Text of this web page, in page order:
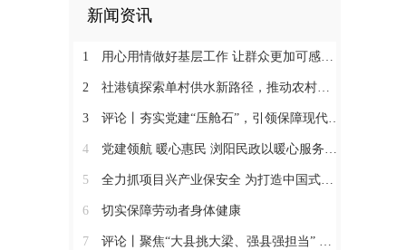
新闻资讯
1 用心用情做好基层工作 让群众更加可感可及
2 社港镇探索单村供水新路径，推动农村安全饮水提质升级
3 评论丨夯实党建“压舱石”，引领保障现代化建设新征程
4 党建领航 暖心惠民 浏阳民政以暖心服务书写惠民答卷
5 全力抓项目兴产业保安全 为打造中国式现代化县域示范作出更大贡献
6 切实保障劳动者身体健康
7 评论丨聚焦“大县挑大梁、强县强担当” 保持定力真抓实干奋发作为